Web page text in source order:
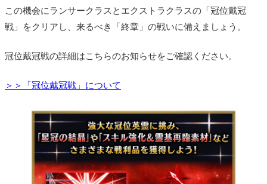
この機会にランサークラスとエクストラクラスの「冠位戴冠
戦」をクリアし、来るべき「終章」の戦いに備えましょう。
冠位戴冠戦の詳細はこちらのお知らせをご確認ください。
＞＞「冠位戴冠戦」について